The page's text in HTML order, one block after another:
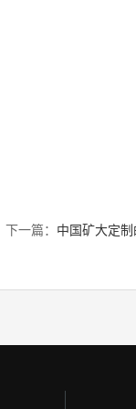
下一篇： 中国矿大定